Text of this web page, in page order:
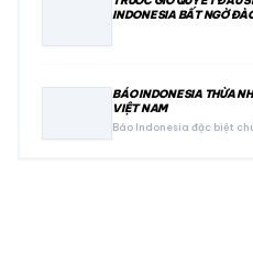
INDONESIA BẤT NGỜ
BÁO INDONESIA THỪA
VIỆT NAM
Báo Indonesia đặc biệt